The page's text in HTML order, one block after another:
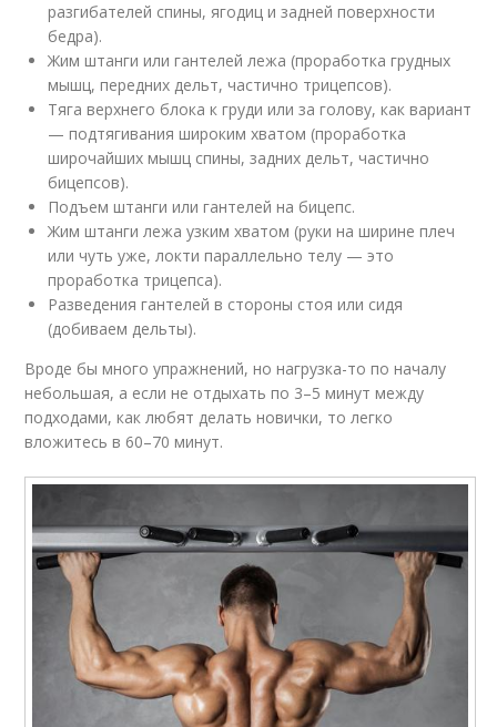
разгибателей спины, ягодиц и задней поверхности
бедра).
Жим штанги или гантелей лежа (проработка грудных
мышц, передних дельт, частично трицепсов).
Тяга верхнего блока к груди или за голову, как вариант
— подтягивания широким хватом (проработка
широчайших мышц спины, задних дельт, частично
бицепсов).
Подъем штанги или гантелей на бицепс.
Жим штанги лежа узким хватом (руки на ширине плеч
или чуть уже, локти параллельно телу — это
проработка трицепса).
Разведения гантелей в стороны стоя или сидя
(добиваем дельты).
Вроде бы много упражнений, но нагрузка-то по началу
небольшая, а если не отдыхать по 3–5 минут между
подходами, как любят делать новички, то легко
вложитесь в 60–70 минут.